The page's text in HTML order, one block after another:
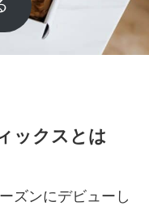
ックスとは
ズンにデビューし